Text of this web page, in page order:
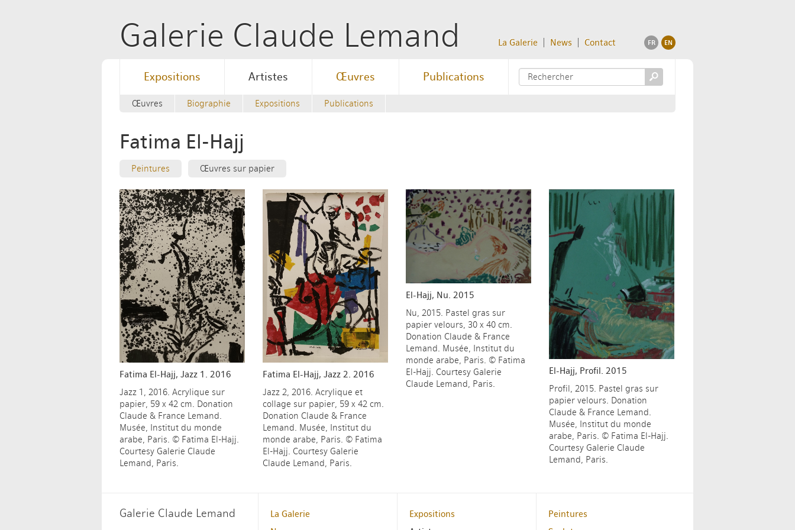
Galerie Claude Lemand La Galerie News Contact FR EN
Expositions Artistes Œuvres Publications s
Œuvres Biographie Expositions Publications
Fatima El-Hajj
Peintures Œuvres sur papier
Fatima El-Hajj, Jazz 1. 2016
Jazz 1, 2016. Acrylique sur
papier, 59 x 42 cm. Donation
Claude & France Lemand.
Musée, Institut du monde
arabe, Paris. © Fatima El-Hajj.
Courtesy Galerie Claude
Lemand, Paris.
Fatima El-Hajj, Jazz 2. 2016
Jazz 2, 2016. Acrylique et
collage sur papier, 59 x 42 cm.
Donation Claude & France
Lemand. Musée, Institut du
monde arabe, Paris. © Fatima
El-Hajj. Courtesy Galerie
Claude Lemand, Paris.
El-Hajj, Nu. 2015
Nu, 2015. Pastel gras sur
papier velours, 30 x 40 cm.
Donation Claude & France
Lemand. Musée, Institut du
monde arabe, Paris. © Fatima
El-Hajj. Courtesy Galerie
Claude Lemand, Paris.
El-Hajj, Profil. 2015
Profil, 2015. Pastel gras sur
papier velours. Donation
Claude & France Lemand.
Musée, Institut du monde
arabe, Paris. © Fatima El-Hajj.
Courtesy Galerie Claude
Lemand, Paris.
Galerie Claude Lemand
La Galerie
Expositions
Peintures